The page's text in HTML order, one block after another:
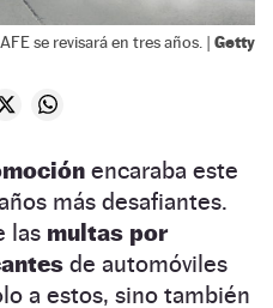
se revisará en tres años. | Getty
encaraba este
más desafiantes.
las multas por
de automóviles
a estos, sino también